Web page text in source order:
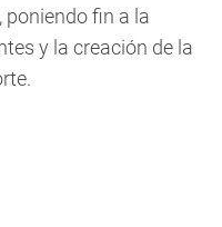
poniendo fin a la
y la creación de la